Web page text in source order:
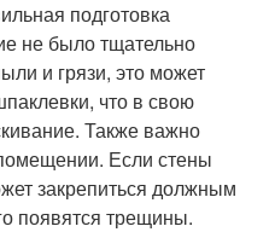
подготовка
не было тщательно
и грязи, это может
что в свою
Также важно
Если стены
закрепиться должным
появятся трещины.